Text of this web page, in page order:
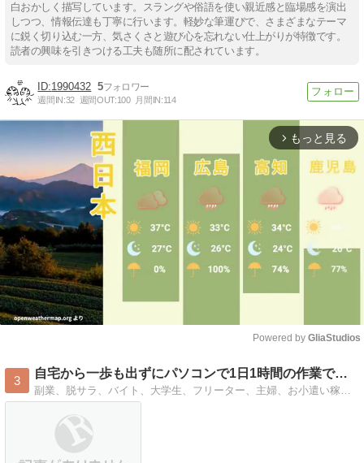
白おかしく描写しています。スラングや俗語を使い親近感と臨場感を演出
しつつ、情報伝達も丁寧に行います。軽妙な筆運びで、さまざまなテーマ
に鋭く切り込む一方、気さくさと遊び心を忘れない仕上がりが特徴です。
読者の興味を引きつける工夫も随所に配されています。
1990432 5
週間IN:32 週間OUT:100 月間IN:114
arrow_forward_ios もっと見る
Mute
Powered by GliaStudios
3
自宅から一歩も出ずにパソコンで1日1時間の作業で月収23万円